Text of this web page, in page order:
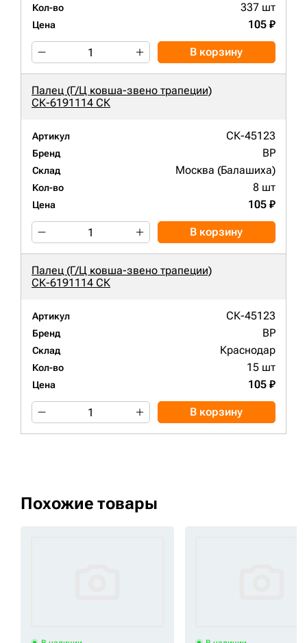
Кол-во 337 шт
Цена 105 ₽
В корзину
Палец (Г/Ц ковша-звено трапеции)
СК-6191114 СК
Артикул СК-45123
Бренд BP
Склад Москва (Балашиха)
Кол-во 8 шт
Цена 105 ₽
В корзину
Палец (Г/Ц ковша-звено трапеции)
СК-6191114 СК
Артикул СК-45123
Бренд BP
Склад Краснодар
Кол-во 15 шт
Цена 105 ₽
В корзину
Похожие товары